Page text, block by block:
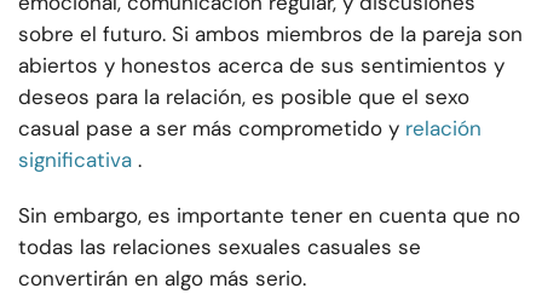
sobre el futuro. Si ambos miembros de la pareja son
abiertos y honestos acerca de sus sentimientos y
deseos para la relación, es posible que el sexo
casual pase a ser más comprometido y relación
significativa .
Sin embargo, es importante tener en cuenta que no
todas las relaciones sexuales casuales se
convertirán en algo más serio.